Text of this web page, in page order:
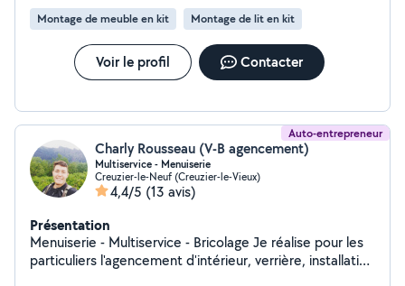
Montage de meuble en kit Montage de lit en kit
Voir le profil Contacter
Auto-entrepreneur
Charly Rousseau (V-B agencement)
Multiservice - Menuiserie
Creuzier-le-Neuf (Creuzier-le-Vieux)
4,4/5 (13 avis)
Présentation
Menuiserie - Multiservice - Bricolage Je réalise pour les
particuliers l'agencement d'intérieur, verrière, installation